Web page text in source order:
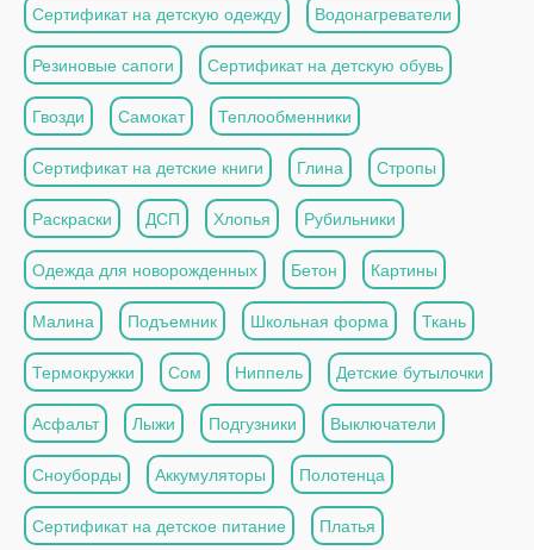
Сертификат на детскую одежду Водонагреватели
Резиновые сапоги Сертификат на детскую обувь
Гвозди Самокат Теплообменники
Сертификат на детские книги Глина Стропы
Раскраски ДСП Хлопья Рубильники
Одежда для новорожденных Бетон Картины
Малина Подъемник Школьная форма Ткань
Термокружки Сом Ниппель Детские бутылочки
Асфальт Лыжи Подгузники Выключатели
Сноуборды Аккумуляторы Полотенца
Сертификат на детское питание Платья